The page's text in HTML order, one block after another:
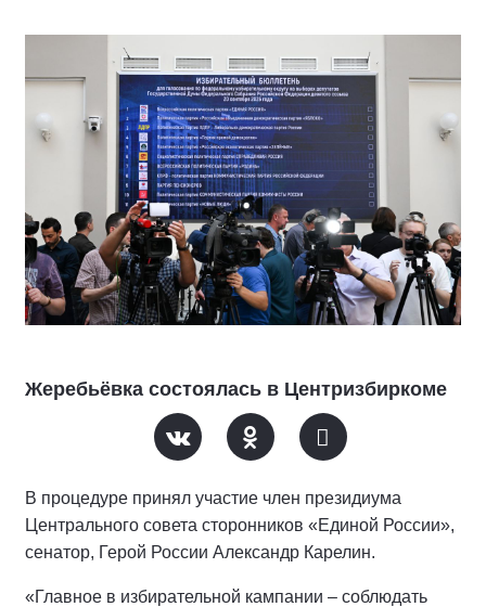
Жеребьёвка состоялась в Центризбиркоме
В процедуре принял участие член президиума
Центрального совета сторонников «Единой России»,
сенатор, Герой России Александр Карелин.
«Главное в избирательной кампании – соблюдать